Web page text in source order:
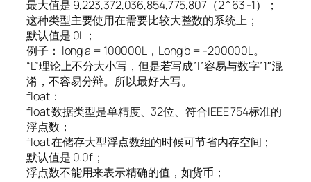
最大值是 9,223,372,036,854,775,807（2^63 -1）；
这种类型主要使用在需要比较大整数的系统上；
默认值是 0L；
例子： long a = 100000L，Long b = -200000L。
“L”理论上不分大小写，但是若写成”l”容易与数字”1″混
淆，不容易分辩。所以最好大写。
float：
float 数据类型是单精度、32位、符合IEEE 754标准的
浮点数；
float 在储存大型浮点数组的时候可节省内存空间；
默认值是 0.0f；
浮点数不能用来表示精确的值，如货币；